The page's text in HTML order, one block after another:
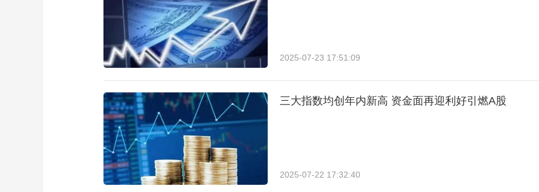
2025-07-23 17:51:09
三大指数均创年内新高 资金面再迎利好引燃A股
2025-07-22 17:32:40